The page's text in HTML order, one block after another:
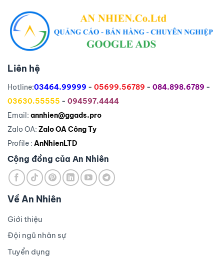
Liên hệ
Hotline:03464.99999 - 05699.56789 - 084.898.6789 -
03630.55555 - 094597.4444
Email: annhien@ggads.pro
Zalo OA: Zalo OA Công Ty
Profile : AnNhienLTD
Cộng đồng của An Nhiên
Về An Nhiên
Giới thiệu
Đội ngũ nhân sự
Tuyển dụng